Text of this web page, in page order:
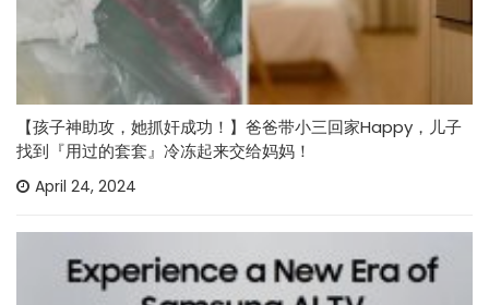
【孩子神助攻，她抓奸成功！】爸爸带小三回家Happy，儿子
找到『用过的套套』冷冻起来交给妈妈！
April 24, 2024